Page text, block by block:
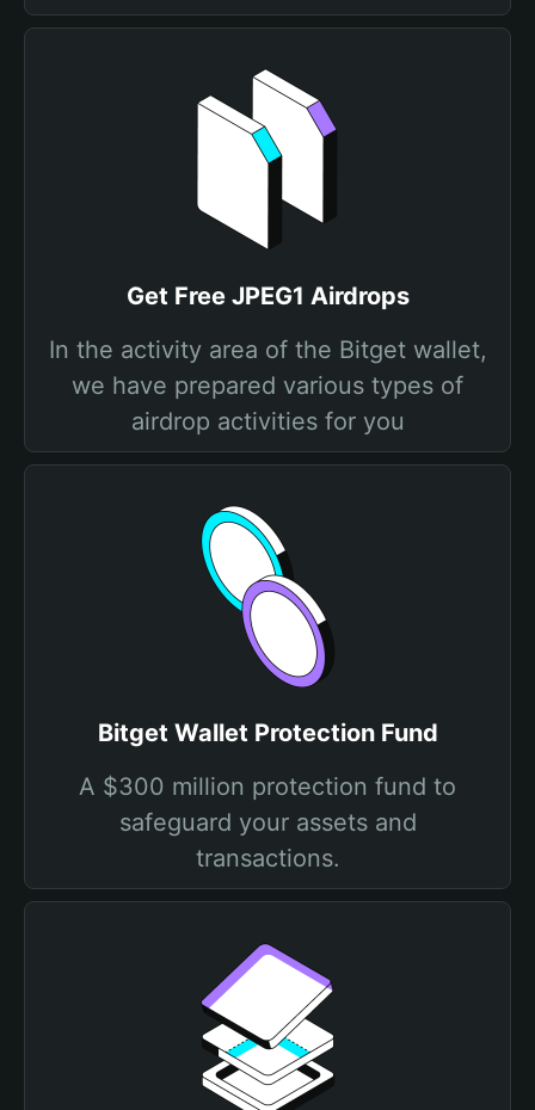
Get Free JPEG1 Airdrops
In the activity area of the Bitget wallet,
we have prepared various types of
airdrop activities for you
Bitget Wallet Protection Fund
A $300 million protection fund to
safeguard your assets and
transactions.